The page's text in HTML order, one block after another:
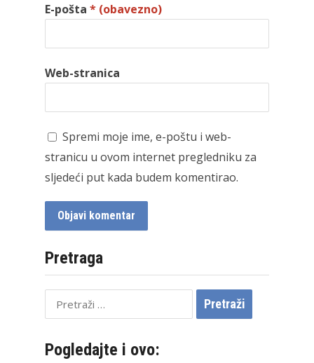
E-pošta * (obavezno)
Web-stranica
Spremi moje ime, e-poštu i web-
stranicu u ovom internet pregledniku za
sljedeći put kada budem komentirao.
Pretraga
Pretraži:
Pogledajte i ovo: